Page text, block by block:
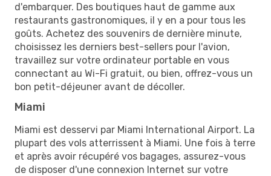
d'embarquer. Des boutiques haut de gamme aux
restaurants gastronomiques, il y en a pour tous les
goûts. Achetez des souvenirs de dernière minute,
choisissez les derniers best-sellers pour l'avion,
travaillez sur votre ordinateur portable en vous
connectant au Wi-Fi gratuit, ou bien, offrez-vous un
bon petit-déjeuner avant de décoller.
Miami
Miami est desservi par Miami International Airport. La
plupart des vols atterrissent à Miami. Une fois à terre
et après avoir récupéré vos bagages, assurez-vous
de disposer d'une connexion Internet sur votre